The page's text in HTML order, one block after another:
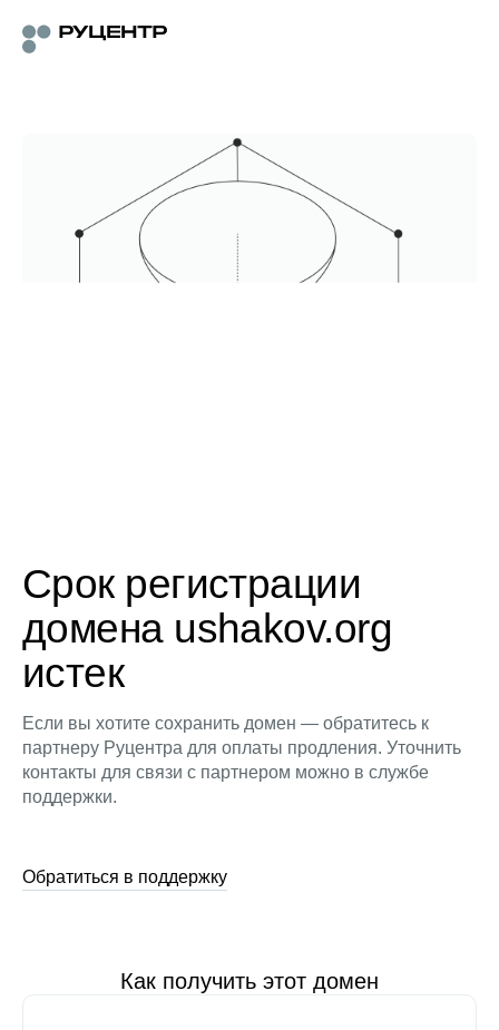
Срок регистрации
домена ushakov.org
истек
Если вы хотите сохранить домен — обратитесь к
партнеру Руцентра для оплаты продления. Уточнить
контакты для связи с партнером можно в службе
поддержки.
Обратиться в поддержку
Как получить этот домен